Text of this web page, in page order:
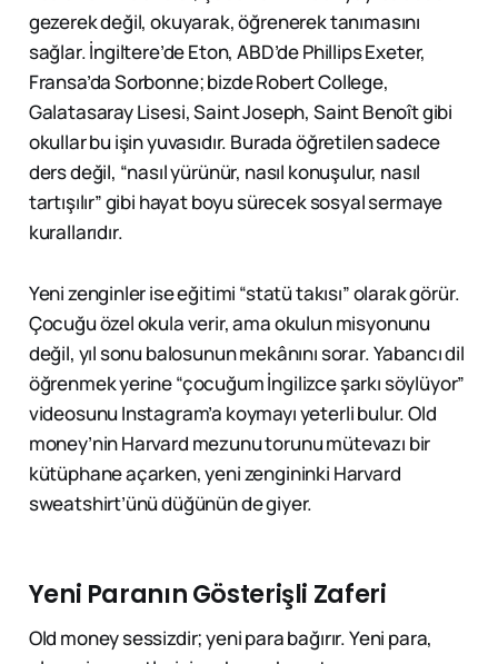
gezerek değil, okuyarak, öğrenerek tanımasını
sağlar. İngiltere’de Eton, ABD’de Phillips Exeter,
Fransa’da Sorbonne; bizde Robert College,
Galatasaray Lisesi, Saint Joseph, Saint Benoît gibi
okullar bu işin yuvasıdır. Burada öğretilen sadece
ders değil, “nasıl yürünür, nasıl konuşulur, nasıl
tartışılır” gibi hayat boyu sürecek sosyal sermaye
kurallarıdır.
Yeni zenginler ise eğitimi “statü takısı” olarak görür.
Çocuğu özel okula verir, ama okulun misyonunu
değil, yıl sonu balosunun mekânını sorar. Yabancı dil
öğrenmek yerine “çocuğum İngilizce şarkı söylüyor”
videosunu Instagram’a koymayı yeterli bulur. Old
money’nin Harvard mezunu torunu mütevazı bir
kütüphane açarken, yeni zengininki Harvard
sweatshirt’ünü düğünün de giyer.
Yeni Paranın Gösterişli Zaferi
Old money sessizdir; yeni para bağırır. Yeni para,